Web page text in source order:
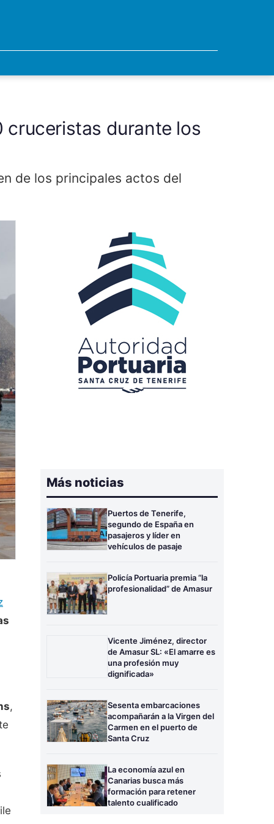
cruceristas durante los
de los principales actos del
,
Más noticias
Puertos de Tenerife,
segundo de España en
pasajeros y líder en
vehículos de pasaje
Policía Portuaria premia “la
profesionalidad” de Amasur
Vicente Jiménez, director
de Amasur SL: «El amarre es
una profesión muy
dignificada»
Sesenta embarcaciones
acompañarán a la Virgen del
Carmen en el puerto de
Santa Cruz
La economía azul en
Canarias busca más
formación para retener
talento cualificado